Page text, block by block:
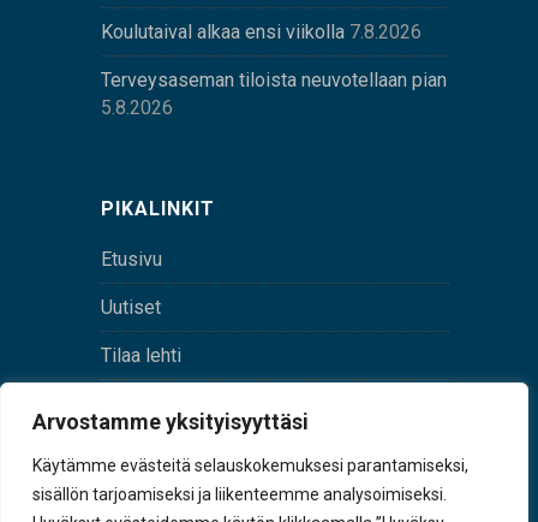
Arvostamme yksityisyyttäsi
Käytämme evästeitä selauskokemuksesi parantamiseksi,
sisällön tarjoamiseksi ja liikenteemme analysoimiseksi.
Koulutaival alkaa ensi viikolla 7.8.2026
Terveysaseman tiloista neuvotellaan pian
5.8.2026
PIKALINKIT
Etusivu
Uutiset
Tilaa lehti